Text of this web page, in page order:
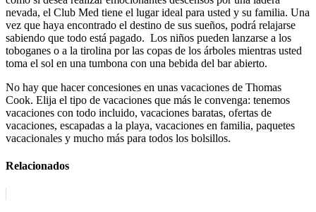
nevada, el Club Med tiene el lugar ideal para usted y su familia. Una
vez que haya encontrado el destino de sus sueños, podrá relajarse
sabiendo que todo está pagado. Los niños pueden lanzarse a los
toboganes o a la tirolina por las copas de los árboles mientras usted
toma el sol en una tumbona con una bebida del bar abierto.
No hay que hacer concesiones en unas vacaciones de Thomas
Cook. Elija el tipo de vacaciones que más le convenga: tenemos
vacaciones con todo incluido, vacaciones baratas, ofertas de
vacaciones, escapadas a la playa, vacaciones en familia, paquetes
vacacionales y mucho más para todos los bolsillos.
Relacionados